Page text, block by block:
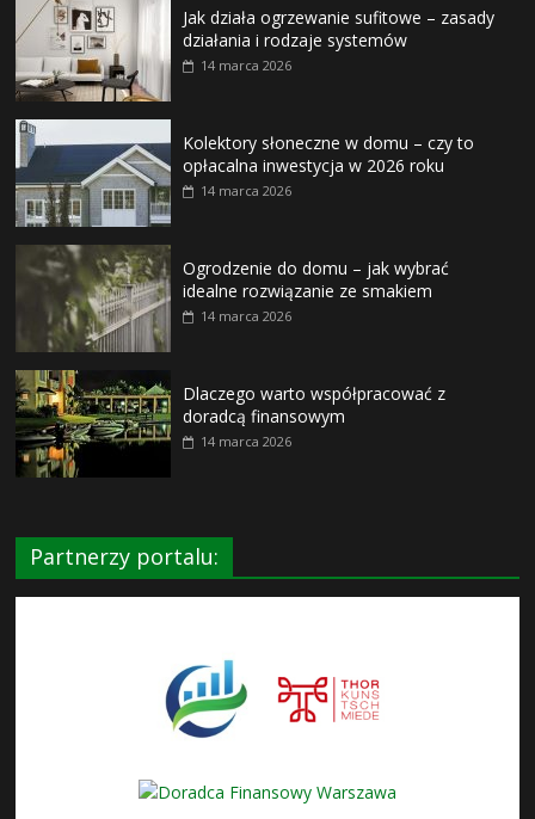
Jak działa ogrzewanie sufitowe – zasady
działania i rodzaje systemów
14 marca 2026
Kolektory słoneczne w domu – czy to
opłacalna inwestycja w 2026 roku
14 marca 2026
Ogrodzenie do domu – jak wybrać
idealne rozwiązanie ze smakiem
14 marca 2026
Dlaczego warto współpracować z
doradcą finansowym
14 marca 2026
Partnerzy portalu: